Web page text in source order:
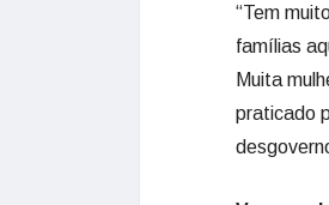
“Tem
famílias
Muita
praticado